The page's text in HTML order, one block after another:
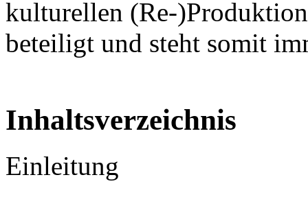
kulturellen (Re-
beteiligt und steht somit
Inhaltsverzeichnis
Einleitung